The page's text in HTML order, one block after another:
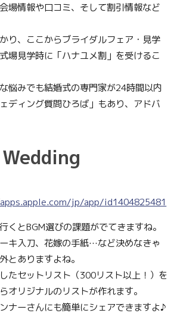
場情報や口コミ、そして割引情報など
り、ここからブライダルフェア・見学
場見学時に「ハナユメ割」を受けるこ
悩みでも結婚式の専門家が24時間以内
ディング質問ひろば」もあり、アドバ
jp/app/id1404825481
くとBGM選びの課題がでてきますね。
キ入刀、花嫁の手紙…など決めなきゃ
とありますよね。
たセットリスト（300リスト以上！）を
オリジナルのリストが作れます。
ナーさんにも簡単にシェアできますよ♪